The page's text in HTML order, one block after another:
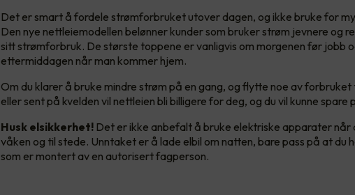
Det er smart å fordele strømforbruket utover dagen, og ikke bruke for
Den nye nettleiemodellen belønner kunder som bruker strøm jevnere og
sitt strømforbruk. De største toppene er vanligvis om morgenen før jobb
ettermiddagen når man kommer hjem.
Om du klarer å bruke mindre strøm på en gang, og flytte noe av
eller sent på kvelden vil nettleien bli billigere for deg, og du vil kunne spare
Husk elsikkerhet! Det er ikke anbefalt å bruke elektriske apparater
våken og til stede. Unntaket er å lade elbil om natten, bare pass på at du
som er montert av en autorisert fagperson.